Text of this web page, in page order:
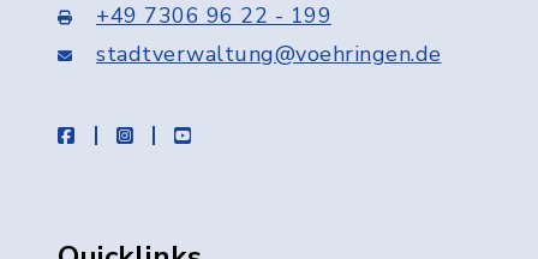
+49 7306 96 22 - 199
stadtverwaltung@voehringen.de
facebookinstagramyoutube